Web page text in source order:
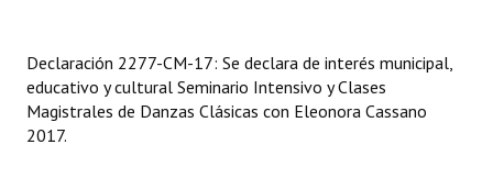
DOCUMENTOS
Informes de Gestión
Declaración 2277-CM-17: Se declara de interés municipal,
educativo y cultural Seminario Intensivo y Clases
Magistrales de Danzas Clásicas con Eleonora Cassano
2017.